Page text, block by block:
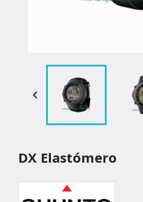

DX Elastómero